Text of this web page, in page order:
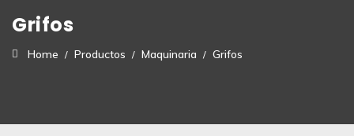
Grifos
Home Productos Maquinaria Grifos